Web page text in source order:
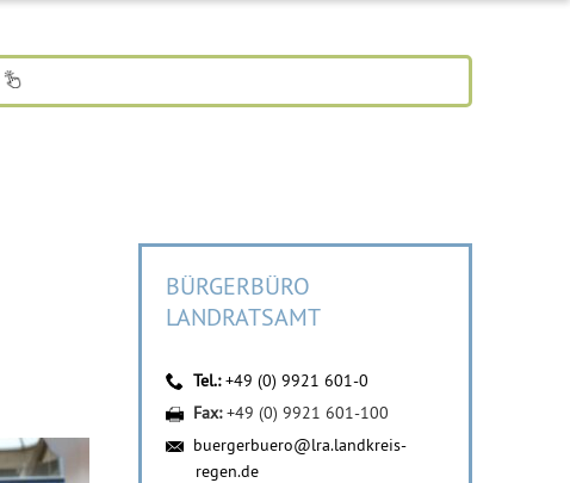
BÜRGERBÜRO
LANDRATSAMT
Tel.:+49 (0) 9921 601-0
Fax:+49 (0) 9921 601-100
buergerbuero@lra.landkreis-
regen.de